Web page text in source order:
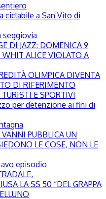
ciclabile a San Vito di
seggiovia
DI JAZZ: DOMENICA 9
ALICE VIOLATO A
OLIMPICA DIVENTA
DI RIFERIMENTO
E SPORTIVI
per detenzione ai fini di
PUBBLICA UN
LE COSE, NON LE
episodio
LA SS 50 “DEL GRAPPA